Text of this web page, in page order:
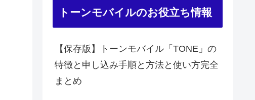
トーンモバイルのお役立ち情報
【保存版】トーンモバイル「TONE」の
特徴と申し込み手順と方法と使い方完全
まとめ